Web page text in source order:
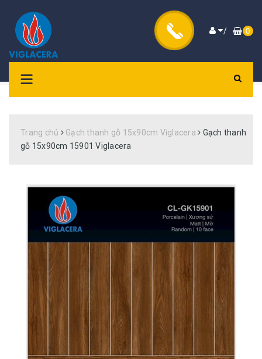
/ 0
Trang chủ Gạch thanh gỗ 15x90cm Viglacera
Gạch thanh
gỗ 15x90cm 15901 Viglacera